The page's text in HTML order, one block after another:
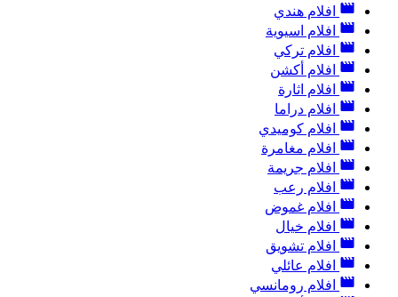
افلام هندي
افلام اسيوية
افلام تركي
افلام أكشن
افلام اثارة
افلام دراما
افلام كوميدي
افلام مغامرة
افلام جريمة
افلام رعب
افلام غموض
افلام خيال
افلام تشويق
افلام عائلي
افلام رومانسي